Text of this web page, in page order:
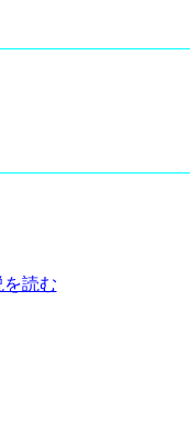
を読む